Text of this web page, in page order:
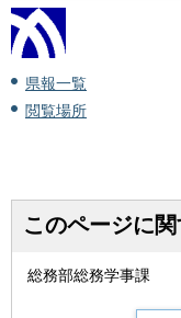
県報一覧
閲覧場所
このページに
総務部総務学事課